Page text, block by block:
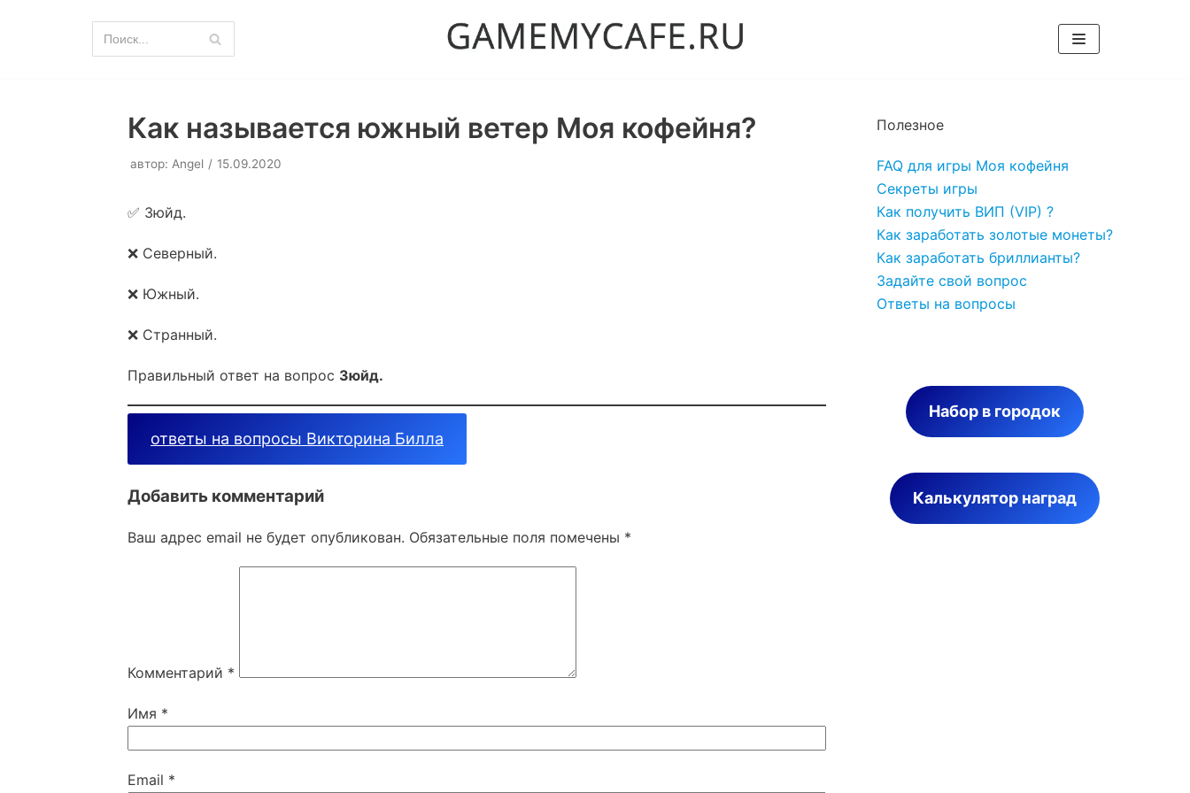
Как называется южный ветер Моя кофейня?
автор: Angel 15.09.2020
✅ Зюйд.
❌ Северный.
❌ Южный.
❌ Странный.
Правильный ответ на вопрос Зюйд.
ответы на вопросы Викторина Билла
Добавить комментарий
Ваш адрес email не будет опубликован. Обязательные поля помечены *
Комментарий *
Имя *
Email *
Полезное
FAQ для игры Моя кофейня
Секреты игры
Как получить ВИП (VIP) ?
Как заработать золотые монеты?
Как заработать бриллианты?
Задайте свой вопрос
Ответы на вопросы
Набор в городок
Калькулятор наград